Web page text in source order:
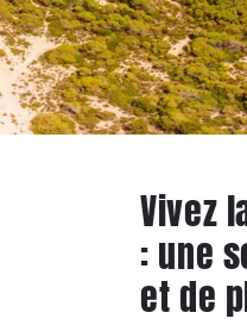
Vivez
: une
et de